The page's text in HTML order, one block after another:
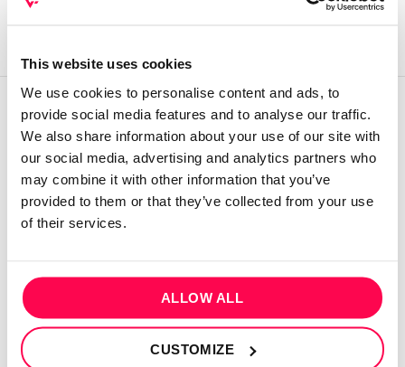
This website uses cookies
We use cookies to personalise content and ads, to
provide social media features and to analyse our traffic.
We also share information about your use of our site with
our social media, advertising and analytics partners who
may combine it with other information that you’ve
provided to them or that they’ve collected from your use
of their services.
ALLOW ALL
CUSTOMIZE
Sobre mim
Contactos
Conta cliente
INFORMAÇÕES
Política de privacidade
Termos e condições